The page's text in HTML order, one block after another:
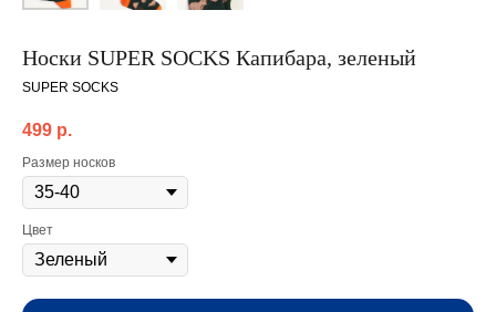
Носки SUPER SOCKS Капибара, зеленый
SUPER SOCKS
499 р.
Размер носков
Цвет